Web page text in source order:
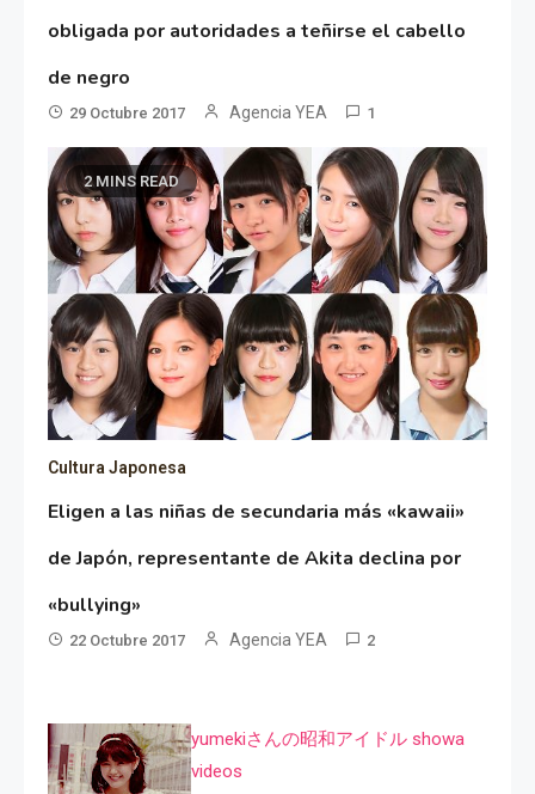
obligada por autoridades a teñirse el cabello
de negro
29 Octubre 2017 Agencia YEA 1
2 MINS READ
Cultura Japonesa
Eligen a las niñas de secundaria más «kawaii»
de Japón, representante de Akita declina por
«bullying»
22 Octubre 2017 Agencia YEA 2
yumekiさんの昭和アイドル showa
videos